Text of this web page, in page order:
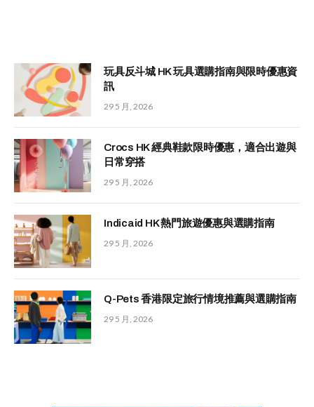
玩具反斗城 HK 玩具選購指南與限時優惠資
訊
29 5 月, 2026
Crocs HK 經典鞋款限時優惠，適合出遊與
日常穿搭
29 5 月, 2026
Indicaid HK 熱門旅遊優惠與選購指南
29 5 月, 2026
Q-Pets 香港限定旅行情境推薦與選購指南
29 5 月, 2026